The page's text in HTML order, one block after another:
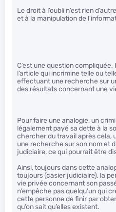
Le droit à l’oubli n’est rien
et à la manipulation de
C’est une question compliquée.
l’article qui incrimine telle ou
effectuant une recherche sur
des résultats concernant une
Pour faire une analogie, un
légalement payé sa dette à la
chercher du travail après cela,
une recherche sur son nom et
judiciaire, ce qui pourrait être
Ainsi, toujours dans cette
toujours (casier judiciaire), la
vie privée concernant son
n’empêche pas quelqu’un qui
cette personne de finir par
qu’on sait qu’elles existent.